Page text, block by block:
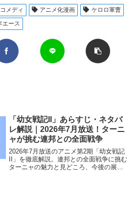
メディ アニメ化漫画
ケロロ軍曹
エース
「幼女戦記II」あらすじ・ネタバ
レ解説｜2026年7月放送！ターニ
ャが挑む連邦との全面戦争
2026年7月放送のアニメ第2期「幼女戦記
II」を徹底解説。連邦との全面戦争に挑む
ターニャの魅力と見どころ、今後の展開